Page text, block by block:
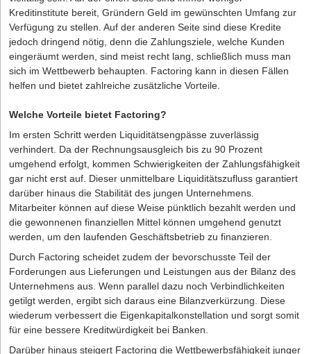
Kreditinstitute bereit, Gründern Geld im gewünschten Umfang zur
Verfügung zu stellen. Auf der anderen Seite sind diese Kredite
jedoch dringend nötig, denn die Zahlungsziele, welche Kunden
eingeräumt werden, sind meist recht lang, schließlich muss man
sich im Wettbewerb behaupten. Factoring kann in diesen Fällen
helfen und bietet zahlreiche zusätzliche Vorteile.
Welche Vorteile bietet Factoring?
Im ersten Schritt werden Liquiditätsengpässe zuverlässig
verhindert. Da der Rechnungsausgleich bis zu 90 Prozent
umgehend erfolgt, kommen Schwierigkeiten der Zahlungsfähigkeit
gar nicht erst auf. Dieser unmittelbare Liquiditätszufluss garantiert
darüber hinaus die Stabilität des jungen Unternehmens.
Mitarbeiter können auf diese Weise pünktlich bezahlt werden und
die gewonnenen finanziellen Mittel können umgehend genutzt
werden, um den laufenden Geschäftsbetrieb zu finanzieren.
Durch Factoring scheidet zudem der bevorschusste Teil der
Forderungen aus Lieferungen und Leistungen aus der Bilanz des
Unternehmens aus. Wenn parallel dazu noch Verbindlichkeiten
getilgt werden, ergibt sich daraus eine Bilanzverkürzung. Diese
wiederum verbessert die Eigenkapitalkonstellation und sorgt somit
für eine bessere Kreditwürdigkeit bei Banken.
Darüber hinaus steigert Factoring die Wettbewerbsfähigkeit junger